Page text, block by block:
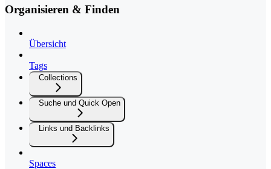
Organisieren & Finden
Übersicht
Tags
Collections
Suche und Quick Open
Links und Backlinks
Spaces